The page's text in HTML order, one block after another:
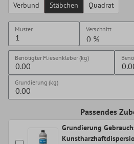
Verbund Stäbchen Quadrat
Muster Verschnitt
Benötigter Fliesenkleber (kg)
Grundierung (kg)
Passendes
Grundierung